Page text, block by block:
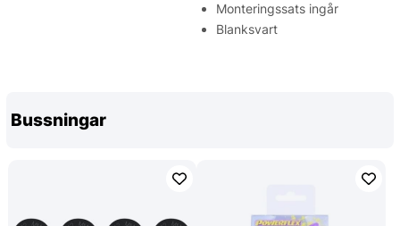
Monteringssats ingår
Blanksvart
Bussningar